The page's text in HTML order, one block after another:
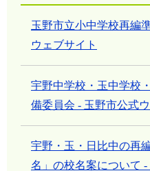
玉野市立小中学校再編
ウェブサイト
宇野中学校・玉中学校
備委員会 - 玉野市公式
宇野・玉・日比中の再
名」の校名案について